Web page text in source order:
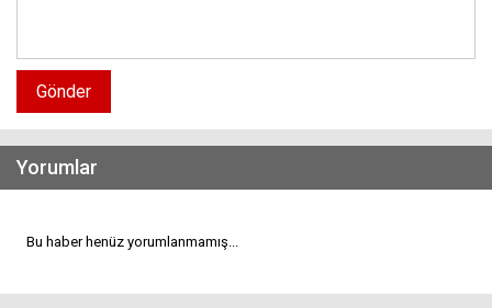
Gönder
Yorumlar
Bu haber henüz yorumlanmamış...